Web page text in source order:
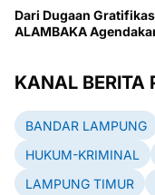
Dari Dugaan
ALAMBAKA
KANAL BERITA
BANDAR LAMPUNG
HUKUM-KRIMINAL
LAMPUNG TIMUR